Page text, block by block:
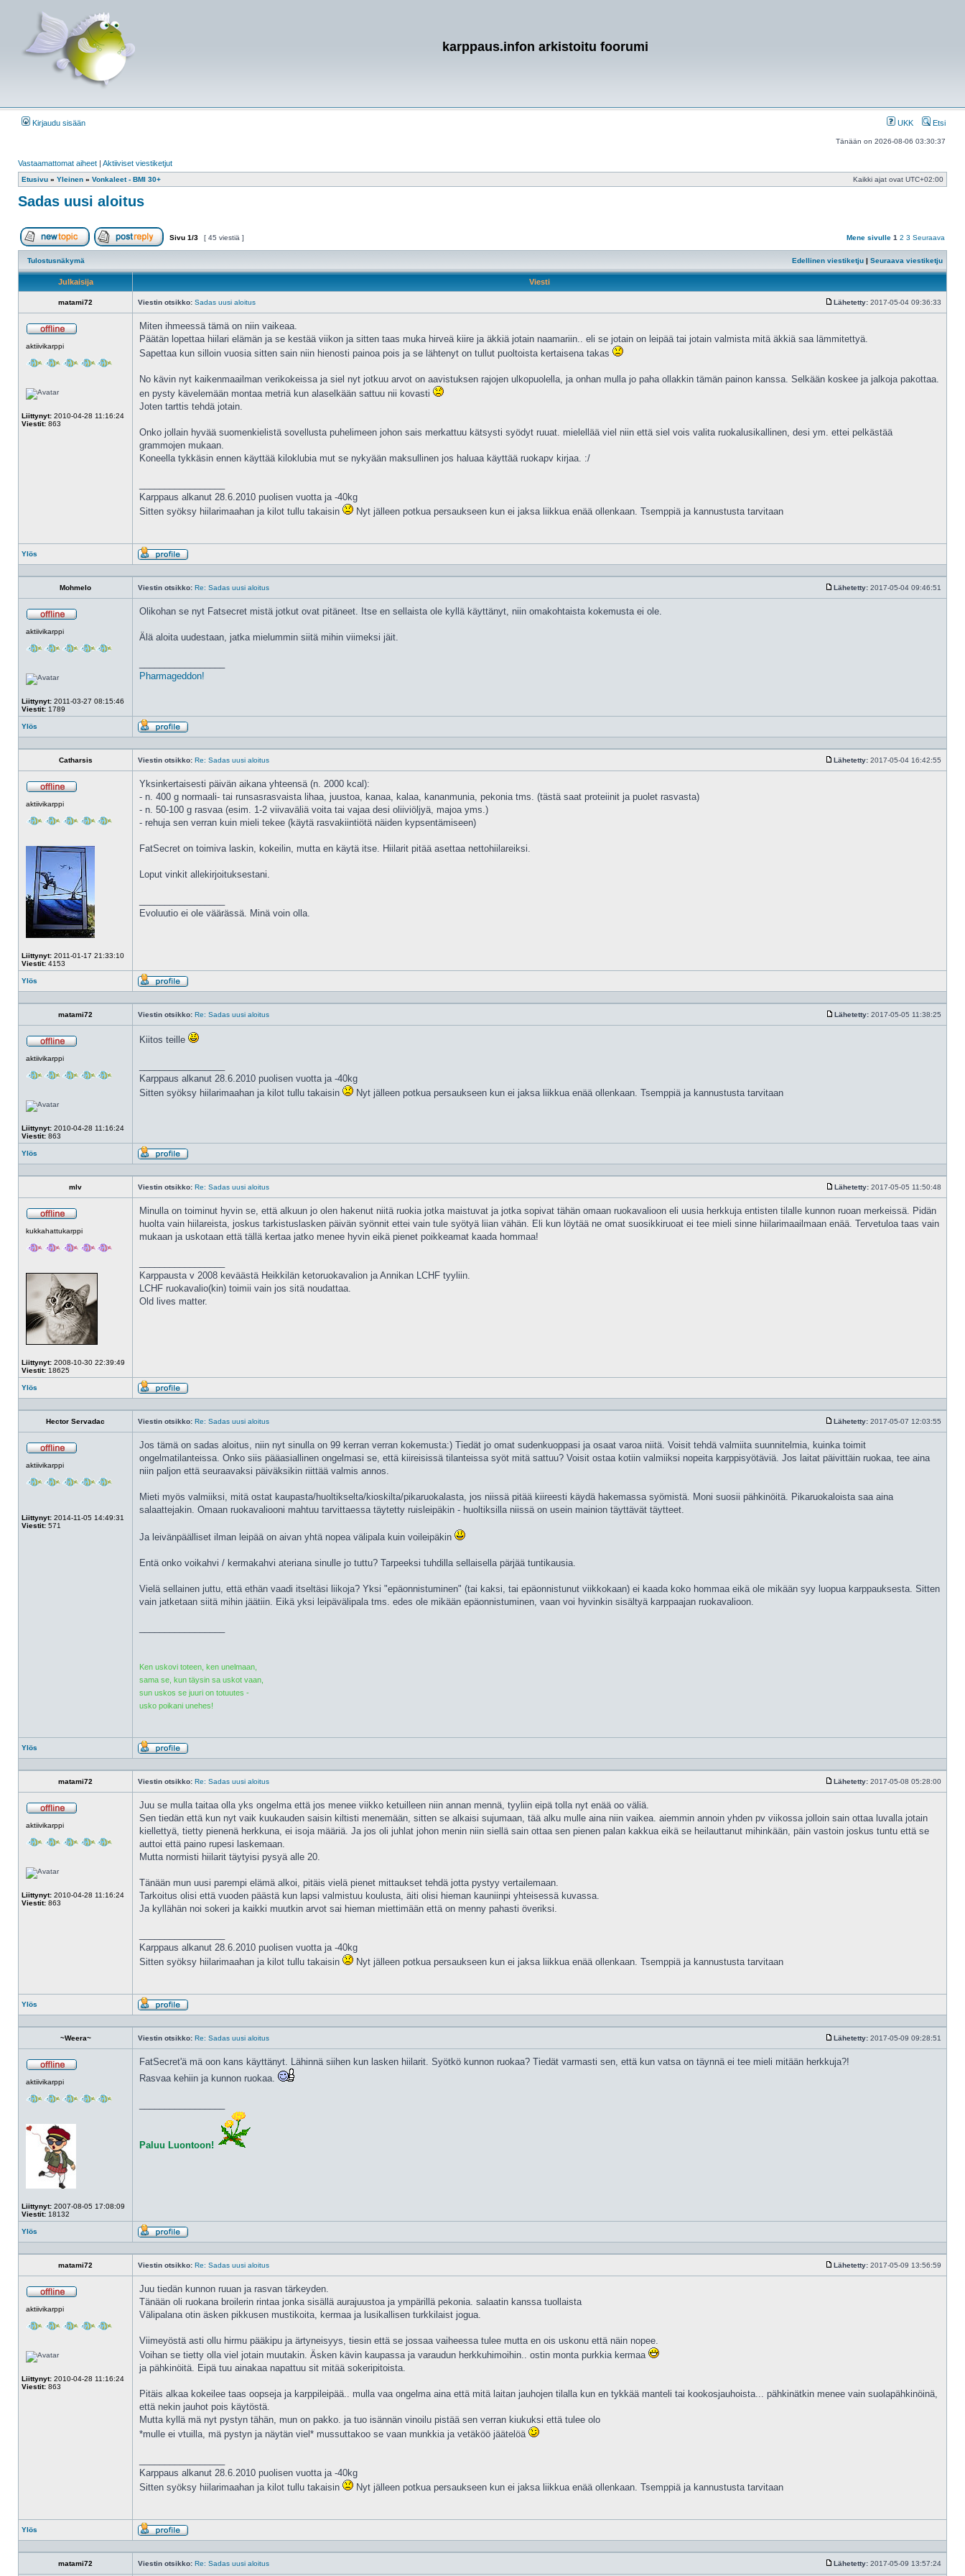
karppaus.infon arkistoitu foorumi
Kirjaudu sisään UKK Etsi
Tänään on 2026-08-06 03:30:37
Vastaamattomat aiheet | Aktiiviset viestiketjut
Etusivu » Yleinen » Vonkaleet - BMI 30+ Kaikki ajat ovat UTC+02:00
Sadas uusi aloitus
Aloita uusi ketju Vastaa viestiin
Sivu 1/3 [ 45 viestiä ] Mene sivulle 1 2 3 Seuraava
Tulostusnäkymä Edellinen viestiketju | Seuraava viestiketju
Julkaisija Viesti
matami72 Viestin otsikko: Sadas uusi aloitus
Lähetetty: 2017-05-04 09:36:33
aktiivikarppi
Liittynyt: 2010-04-28 11:16:24
Viestit: 863
Miten ihmeessä tämä on niin vaikeaa.
Päätän lopettaa hiilari elämän ja se kestää viikon ja sitten taas muka hirveä kiire ja äkkiä jotain naamariin.. eli se jotain on leipää tai jotain valmista mitä äkkiä saa lämmitettyä.
Sapettaa kun silloin vuosia sitten sain niin hienosti painoa pois ja se lähtenyt on tullut puoltoista kertaisena takas
No kävin nyt kaikenmaailman verikokeissa ja siel nyt jotkuu arvot on aavistuksen rajojen ulkopuolella, ja onhan mulla jo paha ollakkin tämän painon kanssa. Selkään koskee ja jalkoja pakottaa.
en pysty kävelemään montaa metriä kun alaselkään sattuu nii kovasti
Joten tarttis tehdä jotain.
Onko jollain hyvää suomenkielistä sovellusta puhelimeen johon sais merkattuu kätsysti syödyt ruuat. mielellää viel niin että siel vois valita ruokalusikallinen, desi ym. ettei pelkästää
grammojen mukaan.
Koneella tykkäsin ennen käyttää kiloklubia mut se nykyään maksullinen jos haluaa käyttää ruokapv kirjaa. :/
Karppaus alkanut 28.6.2010 puolisen vuotta ja -40kg
Sitten syöksy hiilarimaahan ja kilot tullu takaisin
Nyt jälleen potkua persaukseen kun ei jaksa liikkua enää ollenkaan. Tsemppiä ja kannustusta tarvitaan
Ylös
Profiili
Vastaa
Mohmelo
Viestin otsikko: Re: Sadas uusi aloitus
Lähetetty: 2017-05-04 09:46:51
aktiivikarppi
Liittynyt: 2011-03-27 08:15:46
Viestit: 1789
Olikohan se nyt Fatsecret mistä jotkut ovat pitäneet. Itse en sellaista ole kyllä käyttänyt, niin omakohtaista kokemusta ei ole.
Älä aloita uudestaan, jatka mielummin siitä mihin viimeksi jäit.
Pharmageddon!
Ylös
Profiili
Vastaa
Catharsis
Viestin otsikko: Re: Sadas uusi aloitus
Lähetetty: 2017-05-04 16:42:55
aktiivikarppi
Liittynyt: 2011-01-17 21:33:10
Viestit: 4153
Yksinkertaisesti päivän aikana yhteensä (n. 2000 kcal):
- n. 400 g normaali- tai runsasrasvaista lihaa, juustoa, kanaa, kalaa, kananmunia, pekonia tms. (tästä saat proteiinit ja puolet rasvasta)
- n. 50-100 g rasvaa (esim. 1-2 viivaväliä voita tai vajaa desi oliiviöljyä, majoa yms.)
- rehuja sen verran kuin mieli tekee (käytä rasvakiintiötä näiden kypsentämiseen)
FatSecret on toimiva laskin, kokeilin, mutta en käytä itse. Hiilarit pitää asettaa nettohiilareiksi.
Loput vinkit allekirjoituksestani.
Evoluutio ei ole väärässä. Minä voin olla.
Ylös
Profiili
Vastaa
matami72
Viestin otsikko: Re: Sadas uusi aloitus
Lähetetty: 2017-05-05 11:38:25
aktiivikarppi
Liittynyt: 2010-04-28 11:16:24
Viestit: 863
Kiitos teille
Karppaus alkanut 28.6.2010 puolisen vuotta ja -40kg
Sitten syöksy hiilarimaahan ja kilot tullu takaisin
Nyt jälleen potkua persaukseen kun ei jaksa liikkua enää ollenkaan. Tsemppiä ja kannustusta tarvitaan
Ylös
Profiili
Vastaa
mlv
Viestin otsikko: Re: Sadas uusi aloitus
Lähetetty: 2017-05-05 11:50:48
kukkahattukarppi
Liittynyt: 2008-10-30 22:39:49
Viestit: 18625
Minulla on toiminut hyvin se, että alkuun jo olen hakenut niitä ruokia jotka maistuvat ja jotka sopivat tähän omaan ruokavalioon eli uusia herkkuja entisten tilalle kunnon ruoan merkeissä. Pidän
huolta vain hiilareista, joskus tarkistuslasken päivän syönnit ettei vain tule syötyä liian vähän. Eli kun löytää ne omat suosikkiruoat ei tee mieli sinne hiilarimaailmaan enää. Tervetuloa taas vain
mukaan ja uskotaan että tällä kertaa jatko menee hyvin eikä pienet poikkeamat kaada hommaa!
Karppausta v 2008 keväästä Heikkilän ketoruokavalion ja Annikan LCHF tyyliin.
LCHF ruokavalio(kin) toimii vain jos sitä noudattaa.
Old lives matter.
Ylös
Profiili
Vastaa
Hector Servadac
Viestin otsikko: Re: Sadas uusi aloitus
Lähetetty: 2017-05-07 12:03:55
aktiivikarppi
Liittynyt: 2014-11-05 14:49:31
Viestit: 571
Jos tämä on sadas aloitus, niin nyt sinulla on 99 kerran verran kokemusta:) Tiedät jo omat sudenkuoppasi ja osaat varoa niitä. Voisit tehdä valmiita suunnitelmia, kuinka toimit
ongelmatilanteissa. Onko siis pääasiallinen ongelmasi se, että kiireisissä tilanteissa syöt mitä sattuu? Voisit ostaa kotiin valmiiksi nopeita karppisyötäviä. Jos laitat päivittäin ruokaa, tee aina
niin paljon että seuraavaksi päiväksikin riittää valmis annos.
Mieti myös valmiiksi, mitä ostat kaupasta/huoltikselta/kioskilta/pikaruokalasta, jos niissä pitää kiireesti käydä hakemassa syömistä. Moni suosii pähkinöitä. Pikaruokaloista saa aina
salaattejakin. Omaan ruokavaliooni mahtuu tarvittaessa täytetty ruisleipäkin - huoltiksilla niissä on usein mainion täyttävät täytteet.
Ja leivänpäälliset ilman leipää on aivan yhtä nopea välipala kuin voileipäkin
Entä onko voikahvi / kermakahvi ateriana sinulle jo tuttu? Tarpeeksi tuhdilla sellaisella pärjää tuntikausia.
Vielä sellainen juttu, että ethän vaadi itseltäsi liikoja? Yksi "epäonnistuminen" (tai kaksi, tai epäonnistunut viikkokaan) ei kaada koko hommaa eikä ole mikään syy luopua karppauksesta. Sitten
vain jatketaan siitä mihin jäätiin. Eikä yksi leipävälipala tms. edes ole mikään epäonnistuminen, vaan voi hyvinkin sisältyä karppaajan ruokavalioon.
Ken uskovi toteen, ken unelmaan,
sama se, kun täysin sa uskot vaan,
sun uskos se juuri on totuutes -
usko poikani unehes!
Ylös
Profiili
Vastaa
matami72
Viestin otsikko: Re: Sadas uusi aloitus
Lähetetty: 2017-05-08 05:28:00
aktiivikarppi
Liittynyt: 2010-04-28 11:16:24
Viestit: 863
Juu se mulla taitaa olla yks ongelma että jos menee viikko ketuilleen niin annan mennä, tyyliin eipä tolla nyt enää oo väliä.
Sen tiedän että kun nyt vaik kuukauden saisin kiltisti menemään, sitten se alkaisi sujumaan, tää alku mulle aina niin vaikea. aiemmin annoin yhden pv viikossa jolloin sain ottaa luvalla jotain
kiellettyä, tietty pienenä herkkuna, ei isoja määriä. Ja jos oli juhlat johon menin niin siellä sain ottaa sen pienen palan kakkua eikä se heilauttanut mihinkään, päin vastoin joskus tuntu että se
auttoi että paino rupesi laskemaan.
Mutta normisti hiilarit täytyisi pysyä alle 20.
Tänään mun uusi parempi elämä alkoi, pitäis vielä pienet mittaukset tehdä jotta pystyy vertailemaan.
Tarkoitus olisi että vuoden päästä kun lapsi valmistuu koulusta, äiti olisi hieman kauniinpi yhteisessä kuvassa.
Ja kyllähän noi sokeri ja kaikki muutkin arvot sai hieman miettimään että on menny pahasti överiksi.
Karppaus alkanut 28.6.2010 puolisen vuotta ja -40kg
Sitten syöksy hiilarimaahan ja kilot tullu takaisin
Nyt jälleen potkua persaukseen kun ei jaksa liikkua enää ollenkaan. Tsemppiä ja kannustusta tarvitaan
Ylös
Profiili
Vastaa
~Weera~
Viestin otsikko: Re: Sadas uusi aloitus
Lähetetty: 2017-05-09 09:28:51
aktiivikarppi
Liittynyt: 2007-08-05 17:08:09
Viestit: 18132
FatSecret'ä mä oon kans käyttänyt. Lähinnä siihen kun lasken hiilarit. Syötkö kunnon ruokaa? Tiedät varmasti sen, että kun vatsa on täynnä ei tee mieli mitään herkkuja?!
Rasvaa kehiin ja kunnon ruokaa.
Paluu Luontoon!
Ylös
Profiili
Vastaa
matami72
Viestin otsikko: Re: Sadas uusi aloitus
Lähetetty: 2017-05-09 13:56:59
aktiivikarppi
Liittynyt: 2010-04-28 11:16:24
Viestit: 863
Juu tiedän kunnon ruuan ja rasvan tärkeyden.
Tänään oli ruokana broilerin rintaa jonka sisällä aurajuustoa ja ympärillä pekonia. salaatin kanssa tuollaista
Välipalana otin äsken pikkusen mustikoita, kermaa ja lusikallisen turkkilaist jogua.
Viimeyöstä asti ollu hirmu pääkipu ja ärtyneisyys, tiesin että se jossaa vaiheessa tulee mutta en ois uskonu että näin nopee.
Voihan se tietty olla viel jotain muutakin. Äsken kävin kaupassa ja varaudun herkkuhimoihin.. ostin monta purkkia kermaa
ja pähkinöitä. Eipä tuu ainakaa napattuu sit mitää sokeripitoista.
Pitäis alkaa kokeilee taas oopseja ja karppileipää.. mulla vaa ongelma aina että mitä laitan jauhojen tilalla kun en tykkää manteli tai kookosjauhoista... pähkinätkin menee vain suolapähkinöinä,
että nekin jauhot pois käytöstä.
Mutta kyllä mä nyt pystyn tähän, mun on pakko. ja tuo isännän vinoilu pistää sen verran kiukuksi että tulee olo
*mulle ei vtuilla, mä pystyn ja näytän viel* mussuttakoo se vaan munkkia ja vetäköö jäätelöä
Karppaus alkanut 28.6.2010 puolisen vuotta ja -40kg
Sitten syöksy hiilarimaahan ja kilot tullu takaisin
Nyt jälleen potkua persaukseen kun ei jaksa liikkua enää ollenkaan. Tsemppiä ja kannustusta tarvitaan
Ylös
Profiili
Vastaa
matami72
Viestin otsikko: Re: Sadas uusi aloitus
Lähetetty: 2017-05-09 13:57:24